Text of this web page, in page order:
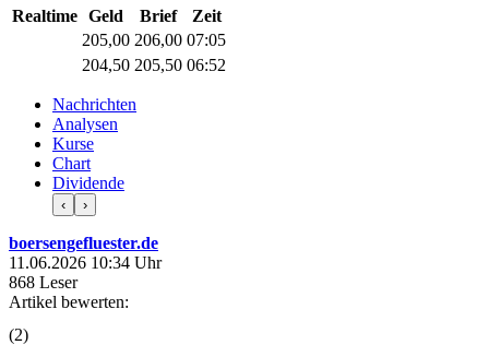
Realtime Geld Brief
Zeit
205,00 206,00 07:05
204,50 205,50 06:52
Nachrichten
Analysen
Kurse
Chart
Dividende
‹ ›
boersengefluester.de
11.06.2026 10:34 Uhr
868 Leser
Artikel bewerten:
(2)